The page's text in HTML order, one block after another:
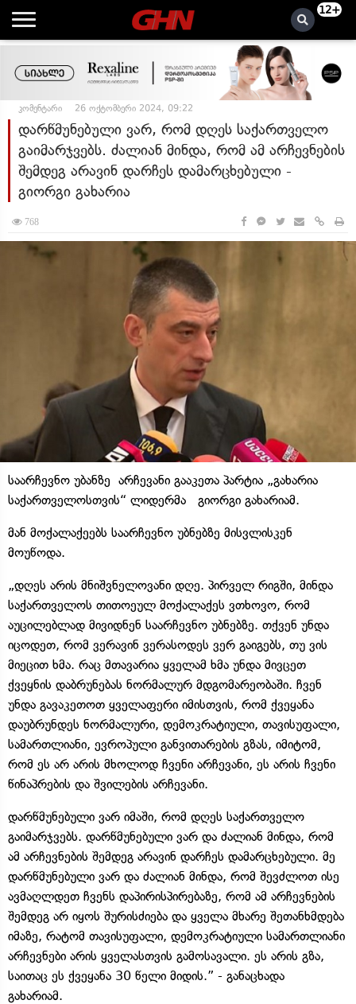
12+
კომენტარი 26 ოქტომბერი 2024, 09:22
დარწმუნებული ვარ, რომ დღეს საქართველო
გაიმარჯვებს. ძალიან მინდა, რომ ამ არჩევნების
შემდეგ არავინ დარჩეს დამარცხებული -
გიორგი გახარია
768
საარჩევნო უბანზე არჩევანი გააკეთა პარტია „გახარია
საქართველოსთვის“ ლიდერმა გიორგი გახარიამ.
მან მოქალაქეებს საარჩევნო უბნებზე მისვლისკენ
მოუწოდა.
„დღეს არის მნიშვნელოვანი დღე. პირველ რიგში, მინდა
საქართველოს თითოეულ მოქალაქეს ვთხოვო, რომ
აუცილებლად მივიდნენ საარჩევნო უბნებზე. თქვენ უნდა
იცოდეთ, რომ ვერავინ ვერასოდეს ვერ გაიგებს, თუ ვის
მიეცით ხმა. რაც მთავარია ყველამ ხმა უნდა მივცეთ
ქვეყნის დაბრუნებას ნორმალურ მდგომარეობაში. ჩვენ
უნდა გავაკეთოთ ყველაფერი იმისთვის, რომ ქვეყანა
დაუბრუნდეს ნორმალური, დემოკრატიული, თავისუფალი,
სამართლიანი, ევროპული განვითარების გზას, იმიტომ,
რომ ეს არ არის მხოლოდ ჩვენი არჩევანი, ეს არის ჩვენი
წინაპრების და შვილების არჩევანი.
დარწმუნებული ვარ იმაში, რომ დღეს საქართველო
გაიმარჯვებს. დარწმუნებული ვარ და ძალიან მინდა, რომ
ამ არჩევნების შემდეგ არავინ დარჩეს დამარცხებული. მე
დარწმუნებული ვარ და ძალიან მინდა, რომ შევძლოთ ისე
ავმაღლდეთ ჩვენს დაპირისპირებაზე, რომ ამ არჩევნების
შემდეგ არ იყოს შურისძიება და ყველა მხარე შეთანხმდება
იმაზე, რატომ თავისუფალი, დემოკრატიული სამართლიანი
არჩევნები არის ყველასთვის გამოსავალი. ეს არის გზა,
საითაც ეს ქვეყანა 30 წელი მიდის.” - განაცხადა
გახარიამ.